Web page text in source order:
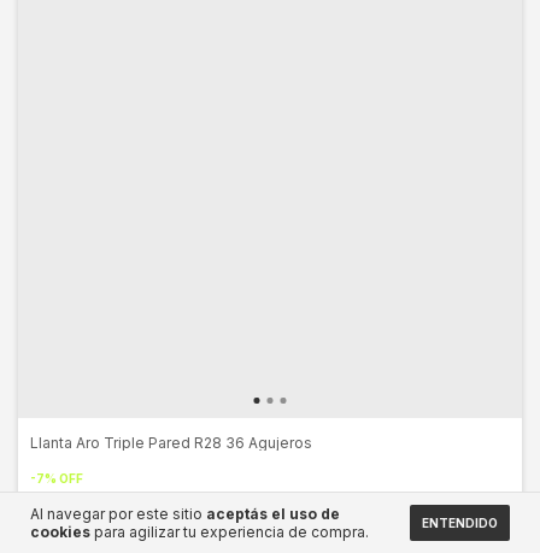
Al navegar por este sitio aceptás el uso de
cookies para agilizar tu experiencia de compra. ENTENDIDO
Llanta Aro Triple Pared R28 36 Agujeros
-7% OFF
$52.500,00 $56.570,00